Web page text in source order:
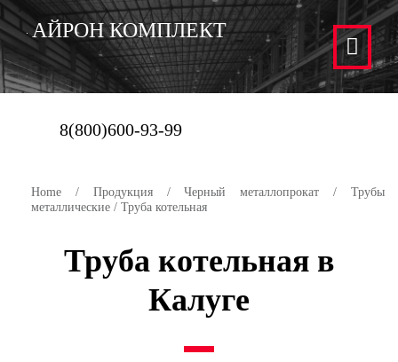
АЙРОН КОМПЛЕКТ
8(800)600-93-99
Home / Продукция/Черный металлопрокат /Трубы
металлические / Труба котельная
Труба котельная в
Калуге